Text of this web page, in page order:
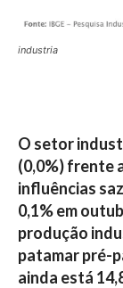
industria
O setor
(0,0%) frente
influências
0,1% em
produção
patamar pré-
ainda está